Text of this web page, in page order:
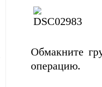
Обмакните
операцию.